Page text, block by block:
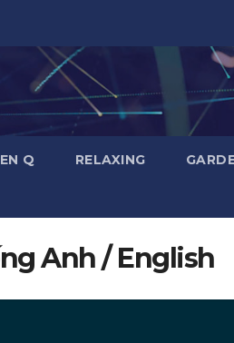
Q RELAXING
Anh / English